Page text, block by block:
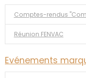
Comptes-rendus
Réunion FENVAC
Evénements